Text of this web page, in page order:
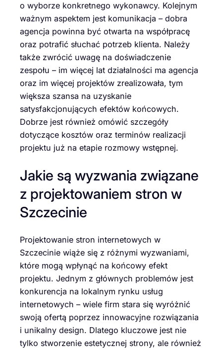
o wyborze konkretnego wykonawcy. Kolejnym
ważnym aspektem jest komunikacja – dobra
agencja powinna być otwarta na współpracę
oraz potrafić słuchać potrzeb klienta. Należy
także zwrócić uwagę na doświadczenie
zespołu – im więcej lat działalności ma agencja
oraz im więcej projektów zrealizowała, tym
większa szansa na uzyskanie
satysfakcjonujących efektów końcowych.
Dobrze jest również omówić szczegóły
dotyczące kosztów oraz terminów realizacji
projektu już na etapie rozmowy wstępnej.
Jakie są wyzwania związane
z projektowaniem stron w
Szczecinie
Projektowanie stron internetowych w
Szczecinie wiąże się z różnymi wyzwaniami,
które mogą wpłynąć na końcowy efekt
projektu. Jednym z głównych problemów jest
konkurencja na lokalnym rynku usług
internetowych – wiele firm stara się wyróżnić
swoją ofertą poprzez innowacyjne rozwiązania
i unikalny design. Dlatego kluczowe jest nie
tylko stworzenie estetycznej strony, ale również